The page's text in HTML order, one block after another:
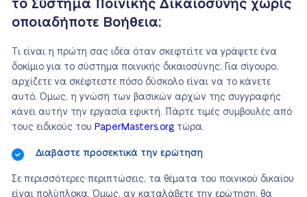
το Σύστημα Ποινικής Δικαιοσύνης χωρίς
οποιαδήποτε Βοήθεια;
Τι είναι η πρώτη σας ιδέα όταν σκεφτείτε να γράψετε ένα
δοκίμιο για το σύστημα ποινικής δικαιοσύνης; Για σίγουρο,
αρχίζετε να σκέφτεστε πόσο δύσκολο είναι να το κάνετε
αυτό. Όμως, η γνώση των βασικών αρχών της συγγραφής
κάνει αυτήν την εργασία εφικτή. Πάρτε τιμές συμβουλές από
τους ειδικούς του PaperMasters.org τώρα.
Διαβάστε προσεκτικά την ερώτηση
Σε περισσότερες περιπτώσεις, τα θέματα του ποινικού δικαίου
είναι πολύπλοκα. Όμως, αν καταλάβετε την ερώτηση, θα